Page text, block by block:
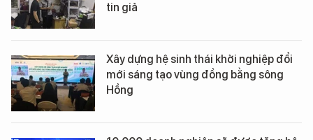
tin giả
Xây dựng hệ sinh thái khởi nghiệp đổi
mới sáng tạo vùng đồng bằng sông
Hồng